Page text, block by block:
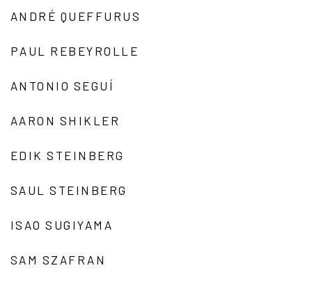
ANDRÉ QUEFFURUS
PAUL REBEYROLLE
ANTONIO SEGUÍ
AARON SHIKLER
EDIK STEINBERG
SAUL STEINBERG
ISAO SUGIYAMA
SAM SZAFRAN